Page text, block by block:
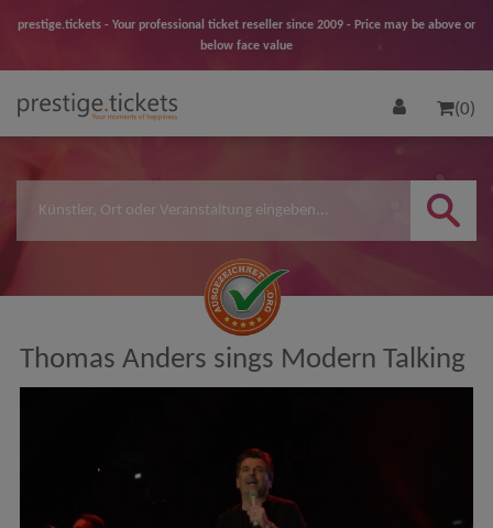
prestige.tickets - Your professional ticket reseller since 2009 - Price may be above or
below face value
(0)
Thomas Anders sings Modern Talking